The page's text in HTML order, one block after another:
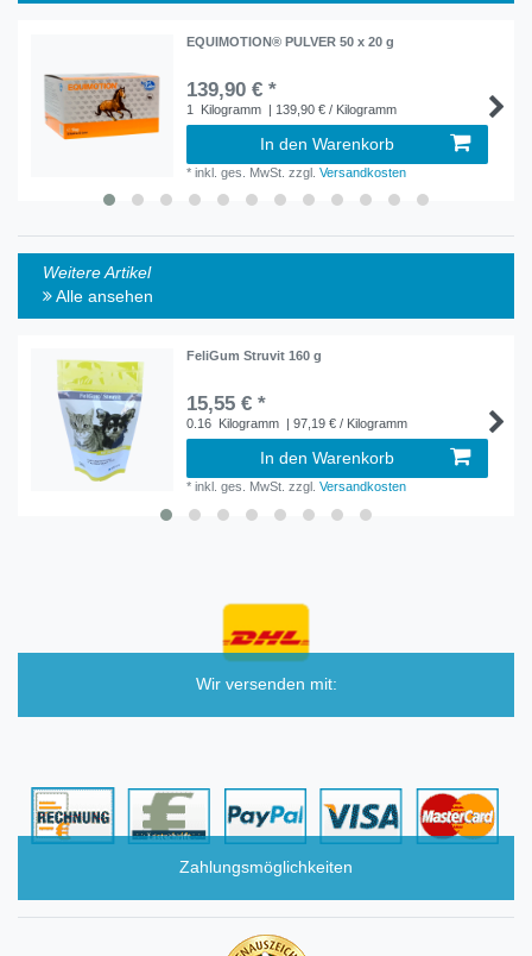
EQUIMOTION® PULVER 50 x 20 g
139,90 € *
1 Kilogramm | 139,90 € / Kilogramm
In den Warenkorb
*inkl. ges. MwSt. zzgl.Versandkosten
Weitere Artikel
Alle ansehen
FeliGum Struvit 160 g
15,55 € *
0.16 Kilogramm | 97,19 € / Kilogramm
In den Warenkorb
*inkl. ges. MwSt. zzgl.Versandkosten
Wir versenden mit:
Zahlungsmöglichkeiten